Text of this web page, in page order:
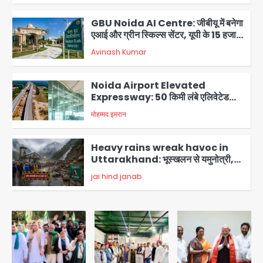
3
GBU Noida AI Centre: जीबीयू में बनेगा
एआई और ग्रीन स्किल्स सेंटर, यूपी के 15 हजार
युवाओं को मिलेगा फ्री ट्रेनिंग
Avinash Kumar
4
Noida Airport Elevated
Expressway: 50 किमी लंबे एलिवेटेड
एक्सप्रेसवे से दिल्ली-हरियाणा से सीधे जुड़ेगा
नोएडा एयरपोर्ट, 4000 करोड़ रुपये की लागत
से बनेगा 6-लेन एक्सप्रेसवे
मोहम्मद इमरान
5
Heavy rains wreak havoc in
Uttarakhand: भूस्खलन से यमुनोत्री,
केदारनाथ और सिमली-ग्वालदम हाईवे बंद,
चमोली-उत्तरकाशी में श्रद्धालु फंसे, नदियां खतरे
के निशान के पार
jai hind janab
1
Air India Flight Turbulence: हवा
में 5 मिनट तक कांपी फ्लाइट, क्रू मेंबर्स को रीढ़
की हड्डी में गंभीर चोट; नागरिक उड्डयन मंत्री
पहुंचे अस्पताल
Avinash Kumar